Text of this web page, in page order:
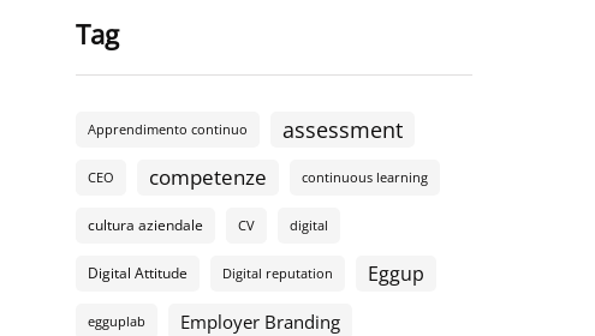
Tag
Apprendimento continuo assessment
CEO competenze continuous learning
cultura aziendale CV digital
Digital Attitude Digital reputation Eggup
egguplab Employer Branding